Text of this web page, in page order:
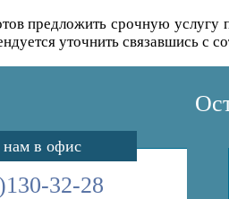
предложить срочную услугу
уточнить связавшись с
нам в офис
32-28